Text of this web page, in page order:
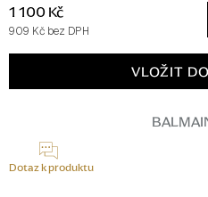
1 100 Kč
909 Kč bez DPH
VLOŽIT
Dotaz k produktu